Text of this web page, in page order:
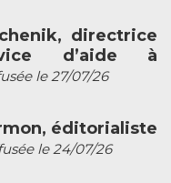
directrice
d’aide à
le 27/07/26
éditorialiste
le 24/07/26